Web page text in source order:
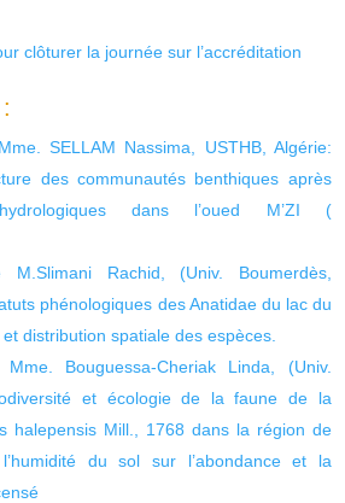
clôturer la journée sur l’accréditation
SELLAM Nassima, USTHB, Algérie:
des communautés benthiques après
dans l’oued M’ZI (
M.Slimani Rachid, (Univ. Boumerdès,
phénologiques des Anatidae du lac du
distribution spatiale des espèces.
Bouguessa-Cheriak Linda, (Univ.
et écologie de la faune de la
halepensis Mill., 1768 dans la région de
du sol sur l’abondance et la